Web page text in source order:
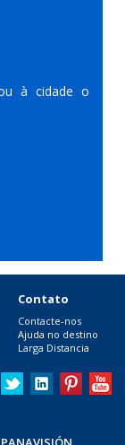
à cidade o
Contato
Contacte-nos
Ajuda no destino
Larga Distancia